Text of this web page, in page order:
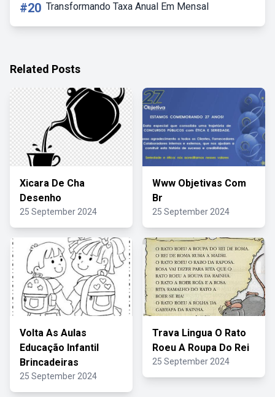
#20 Transformando Taxa Anual Em Mensal
Related Posts
Xicara De Cha
Desenho
25 September 2024
Www Objetivas Com
Br
25 September 2024
Volta As Aulas
Educação Infantil
Brincadeiras
25 September 2024
Trava Lingua O Rato
Roeu A Roupa Do Rei
25 September 2024